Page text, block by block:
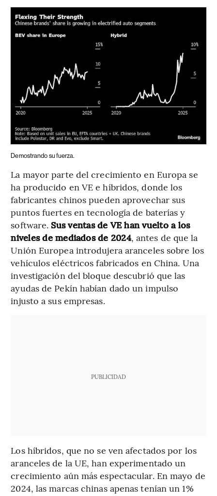
Demostrando su fuerza.
La mayor parte del crecimiento en Europa se
ha producido en VE e híbridos, donde los
fabricantes chinos pueden aprovechar sus
puntos fuertes en tecnología de baterías y
software. Sus ventas de VE han vuelto a los
niveles de mediados de 2024, antes de que la
Unión Europea introdujera aranceles sobre los
vehículos eléctricos fabricados en China. Una
investigación del bloque descubrió que las
ayudas de Pekín habían dado un impulso
injusto a sus empresas.
PUBLICIDAD
Los híbridos, que no se ven afectados por los
aranceles de la UE, han experimentado un
crecimiento aún más espectacular. En mayo de
2024, las marcas chinas apenas tenían un 1%